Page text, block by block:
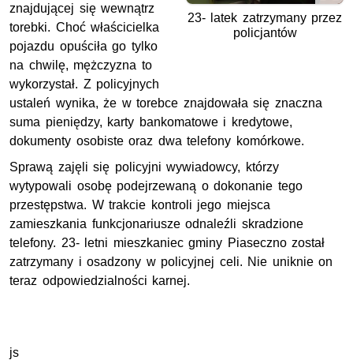
23- latek zatrzymany przez
policjantów
znajdującej się wewnątrz
torebki. Choć właścicielka
pojazdu opuściła go tylko
na chwilę, mężczyzna to
wykorzystał. Z policyjnych
ustaleń wynika, że w torebce znajdowała się znaczna
suma pieniędzy, karty bankomatowe i kredytowe,
dokumenty osobiste oraz dwa telefony komórkowe.
Sprawą zajęli się policyjni wywiadowcy, którzy
wytypowali osobę podejrzewaną o dokonanie tego
przestępstwa. W trakcie kontroli jego miejsca
zamieszkania funkcjonariusze odnaleźli skradzione
telefony. 23- letni mieszkaniec gminy Piaseczno został
zatrzymany i osadzony w policyjnej celi. Nie uniknie on
teraz odpowiedzialności karnej.
js